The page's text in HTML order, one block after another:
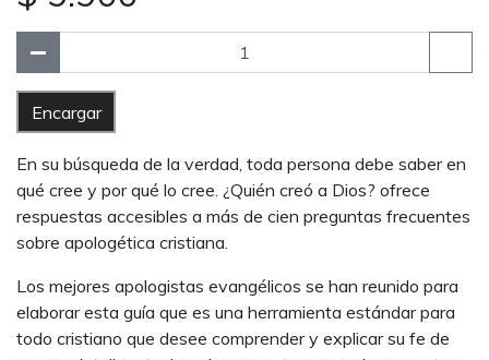
Encargar
En su búsqueda de la verdad, toda persona debe saber en
qué cree y por qué lo cree. ¿Quién creó a Dios? ofrece
respuestas accesibles a más de cien preguntas frecuentes
sobre apologética cristiana.
Los mejores apologistas evangélicos se han reunido para
elaborar esta guía que es una herramienta estándar para
todo cristiano que desee comprender y explicar su fe de